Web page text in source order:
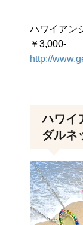
ハワイアン
￥3,000-
http://
ハワイ
ダルネ